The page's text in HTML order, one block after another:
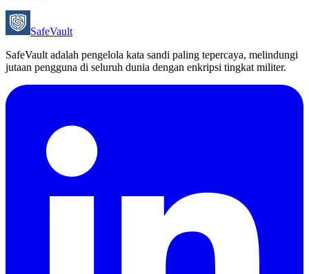
SafeVault
SafeVault adalah pengelola kata sandi paling tepercaya, melindungi
jutaan pengguna di seluruh dunia dengan enkripsi tingkat militer.